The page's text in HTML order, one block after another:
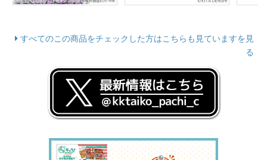
すべてのこの商品をチェックした方はこちらも見ていますを見
る